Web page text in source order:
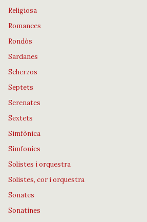
Religiosa
Romances
Rondós
Sardanes
Scherzos
Septets
Serenates
Sextets
Simfònica
Simfonies
Solistes i orquestra
Solistes, cor i orquestra
Sonates
Sonatines